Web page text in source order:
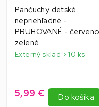
Pančuchy detské
nepriehľadné -
PRUHOVANÉ - červeno
zelené
Externý sklad > 10 ks
5,99 € Do košíka